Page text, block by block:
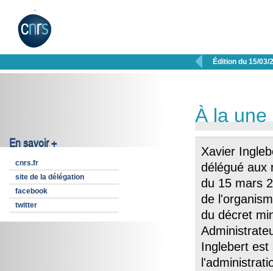
 Édition du 15/03/
En savoir +
cnrs.fr
site de la délégation
facebook
twitter
À la une
Xavier
délégué aux
du 15 mars
de
du décret
Inglebert est